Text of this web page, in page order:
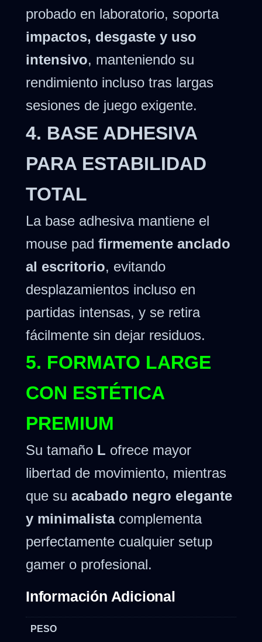
probado en laboratorio, soporta
impactos, desgaste y uso
intensivo, manteniendo su
rendimiento incluso tras largas
sesiones de juego exigente.
4. BASE ADHESIVA
PARA ESTABILIDAD
TOTAL
La base adhesiva mantiene el
mouse pad firmemente anclado
al escritorio, evitando
desplazamientos incluso en
partidas intensas, y se retira
fácilmente sin dejar residuos.
5. FORMATO LARGE
CON ESTÉTICA
PREMIUM
Su tamaño L ofrece mayor
libertad de movimiento, mientras
que su acabado negro elegante
y minimalistacomplementa
perfectamente cualquier setup
gamer o profesional.
Información Adicional
PESO